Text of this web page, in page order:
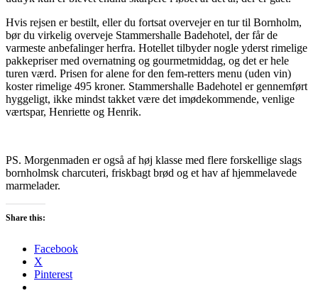
Hvis rejsen er bestilt, eller du fortsat overvejer en tur til Bornholm,
bør du virkelig overveje Stammershalle Badehotel, der får de
varmeste anbefalinger herfra. Hotellet tilbyder nogle yderst rimelige
pakkepriser med overnatning og gourmetmiddag, og det er hele
turen værd. Prisen for alene for den fem-retters menu (uden vin)
koster rimelige 495 kroner. Stammershalle Badehotel er gennemført
hyggeligt, ikke mindst takket være det imødekommende, venlige
værtspar, Henriette og Henrik.
PS. Morgenmaden er også af høj klasse med flere forskellige slags
bornholmsk charcuteri, friskbagt brød og et hav af hjemmelavede
marmelader.
Share this:
Facebook
X
Pinterest